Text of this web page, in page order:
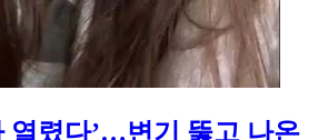
열렸다’…변기 뚫고 나온